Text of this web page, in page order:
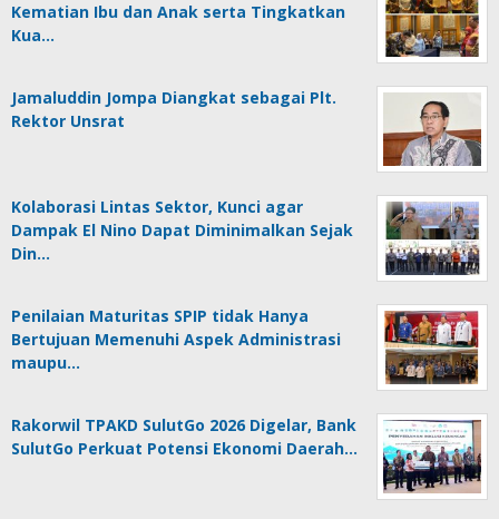
Kematian Ibu dan Anak serta Tingkatkan
Kua…
Jamaluddin Jompa Diangkat sebagai Plt.
Rektor Unsrat
Kolaborasi Lintas Sektor, Kunci agar
Dampak El Nino Dapat Diminimalkan Sejak
Din…
Penilaian Maturitas SPIP tidak Hanya
Bertujuan Memenuhi Aspek Administrasi
maupu…
Rakorwil TPAKD SulutGo 2026 Digelar, Bank
SulutGo Perkuat Potensi Ekonomi Daerah…